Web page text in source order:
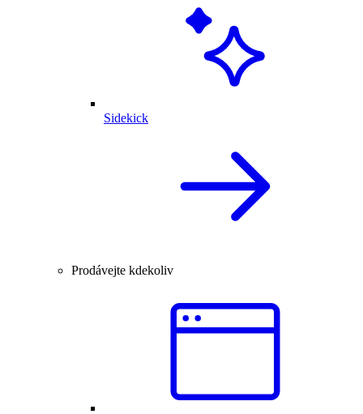
Sidekick
Prodávejte kdekoliv